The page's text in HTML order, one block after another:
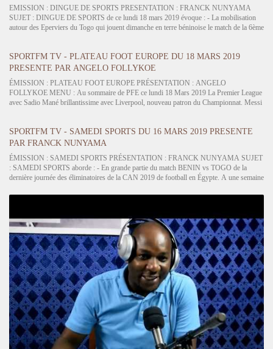
EMISSION : DINGUE DE SPORTS PRESENTATION : FRANCK NUNYAMA
SUJET : DINGUE DE SPORTS de ce lundi 18 mars 2019 évoque : - La mobilisation
autour des Eperviers du Togo qui jouent dimanche en terre béninoise le match de la 6ème
SPORTFM TV - PLATEAU FOOT EUROPE DU 18 MARS 2019
PRESENTE PAR ANGELO FOLLYKOE
ÉMISSION : PLATEAU FOOT EUROPE PRÉSENTATION : ANGELO
FOLLYKOE MENU : Au sommaire de PFE ce lundi 18 Mars 2019 La Premier League
avec Sadio Mané brillantissime avec Liverpool, nouveau patron du Championnat. Messi
SPORTFM TV - SAMEDI SPORTS DU 16 MARS 2019 PRESENTE
PAR FRANCK NUNYAMA
ÉMISSION : SAMEDI SPORTS PRÉSENTATION : FRANCK NUNYAMA SUJET
: SAMEDI SPORTS aborde : - En grande partie du match BENIN vs TOGO de la
dernière journée des éliminatoires de la CAN 2019 de football en Égypte. A une semaine